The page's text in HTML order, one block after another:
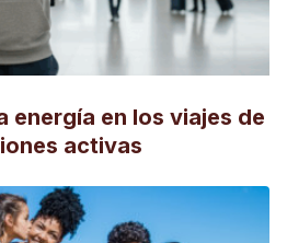
energía en los viajes de
activas